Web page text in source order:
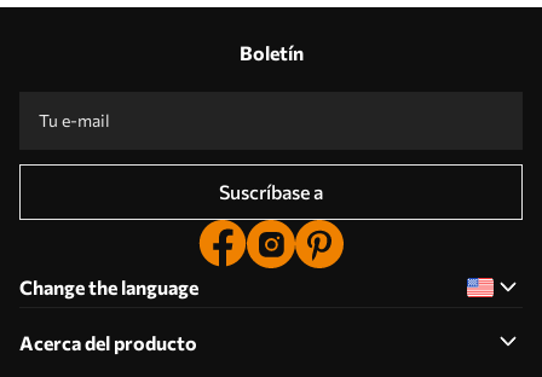
Boletín
Suscríbase a
Change the language
Acerca del producto